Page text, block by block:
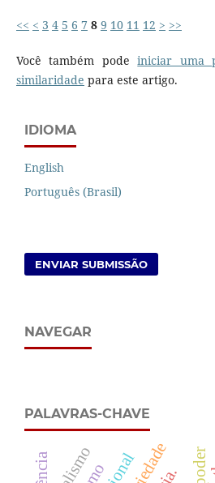
<< < 3 4 5 6 7 8 9 10 11 12 > >>
Você também podeiniciar uma
similaridade para este artigo.
IDIOMA
English
Português (Brasil)
ENVIAR SUBMISSÃO
NAVEGAR
PALAVRAS-CHAVE